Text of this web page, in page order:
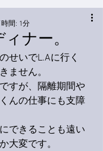
ナー。
間: 1分
せいでL.Aに行く
ません。
すが、隔離期間や
んの仕事にも支障
できることも遠い
大変です。